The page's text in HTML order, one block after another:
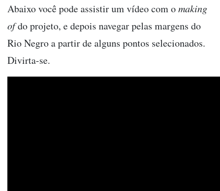
Abaixo você pode assistir um vídeo com omaking
ofdo projeto, e depois navegar pelas margens do
Rio Negro a partir de alguns pontos selecionados.
Divirta-se.